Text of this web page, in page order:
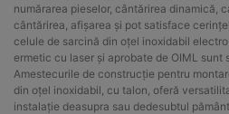
numărarea pieselor, cântărirea dinamică,
cântărirea, afișarea și pot satisface
celule de sarcină din oțel inoxidabil
ermetic cu laser și aprobate de OIML sunt
Amestecurile de construcție pentru
din oțel inoxidabil, cu talon, oferă
instalație deasupra sau dedesubtul